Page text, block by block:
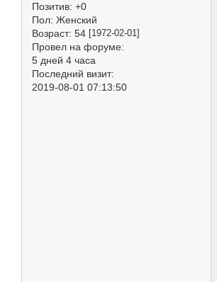
Позитив: +0
Пол: Женский
Возраст: 54 [1972-02-01]
Провел на форуме:
5 дней 4 часа
Последний визит:
2019-08-01 07:13:50